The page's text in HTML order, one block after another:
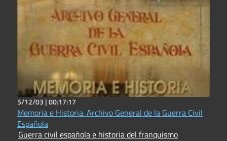
5/12/03 |00:17:17
Memoria e Historia. Archivo General de la Guerra Civil
Española
Guerra civil española e historia del franquismo